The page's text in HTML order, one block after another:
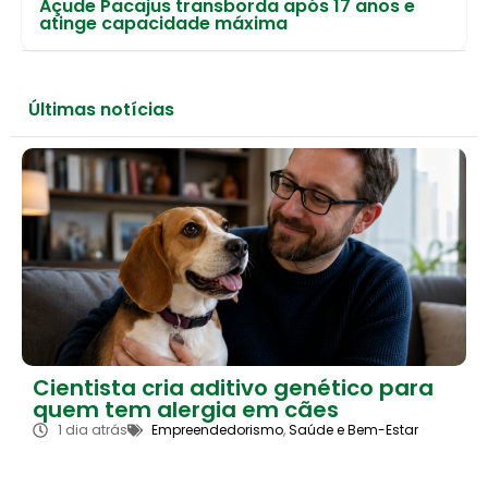
Açude Pacajus transborda após 17 anos e
atinge capacidade máxima
Últimas notícias
Cientista cria aditivo genético para
quem tem alergia em cães
1 dia atrás Empreendedorismo,Saúde e Bem-Estar